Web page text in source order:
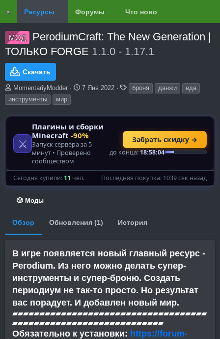
Ресурсы Форумы Что нового?
МОД
PerodiumCraft: The New Generation |
ТОЛЬКО FORGE 1.1.0 - 1.17.1
Скачать
А
в
т
MomentariyModder
Д
с
о
з
д
а
и
я
7 Янв 2022
е
броня данжи
еда
инструменты
мир
🎲 Моды
Обзор Обновления (1) История
В игре появляется новый главный ресурс -
Perodium. Из него можно делать супер-
инструменты и супер-броню. Создать
периодиум не так-то просто. Но результат
вас порадует. И добавлен новый мир.
▰▰▰▰▰▰▰▰▰▰▰▰▰▰▰▰▰▰▰▰▰▰▰▰▰▰▰▰▰▰▰▰▰▰▰▰
▰▰▰▰▰▰▰▰▰▰▰▰▰▰▰▰▰▰▰▰▰▰▰▰▰▰▰▰
Обязательно к установки: https://forum-